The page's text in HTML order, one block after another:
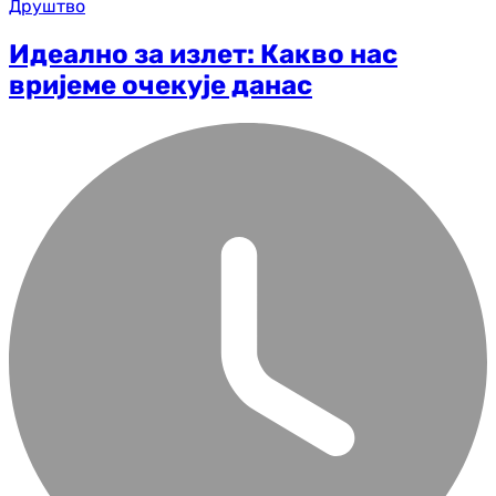
Друштво
Идеално за излет: Какво нас
вријеме очекује данас